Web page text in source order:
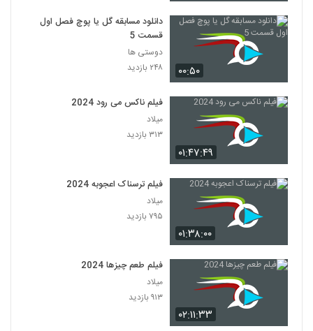
۰۰:۵۰
دانلود مسابقه گل یا پوچ فصل اول
قسمت 5
دوستی ها
۲۴۸ بازدید
۰۱:۴۷:۴۹
فیلم ناکس می رود 2024
میلاد
۳۱۳ بازدید
۰۱:۳۸:۰۰
فیلم ترسناک اعجوبه 2024
میلاد
۷۹۵ بازدید
۰۲:۱۱:۳۳
فیلم طعم چیزها 2024
میلاد
۹۱۳ بازدید